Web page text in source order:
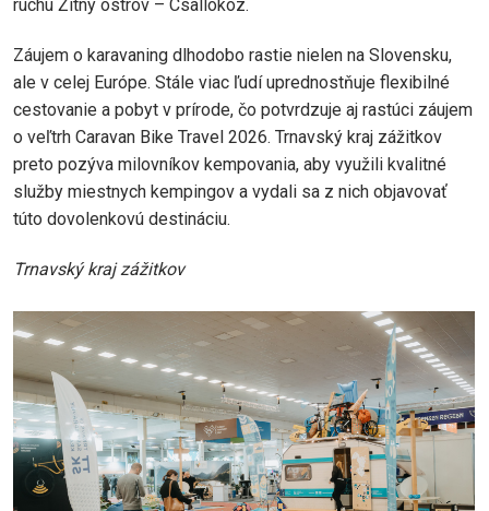
ruchu Žitný ostrov – Csallóköz.
Záujem o karavaning dlhodobo rastie nielen na Slovensku,
ale v celej Európe. Stále viac ľudí uprednostňuje flexibilné
cestovanie a pobyt v prírode, čo potvrdzuje aj rastúci záujem
o veľtrh Caravan Bike Travel 2026. Trnavský kraj zážitkov
preto pozýva milovníkov kempovania, aby využili kvalitné
služby miestnych kempingov a vydali sa z nich objavovať
túto dovolenkovú destináciu.
Trnavský kraj zážitkov